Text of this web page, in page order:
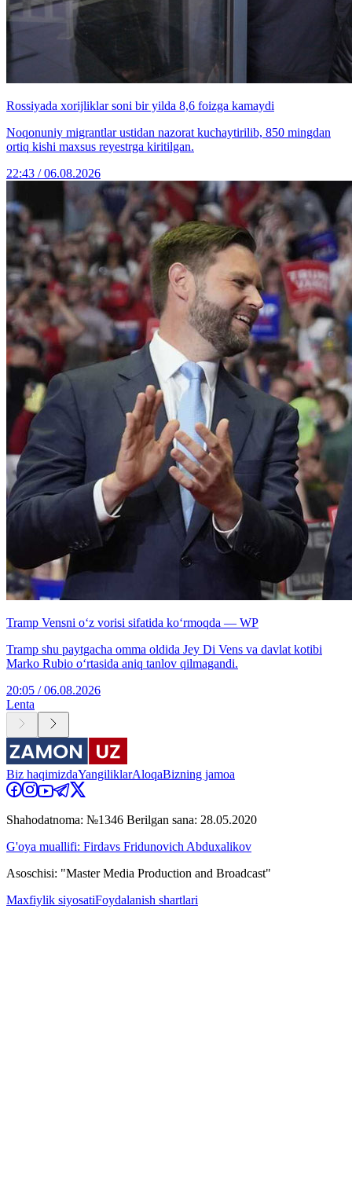
Rossiyada xorijliklar soni bir yilda 8,6 foizga kamaydi
Noqonuniy migrantlar ustidan nazorat kuchaytirilib, 850 mingdan
ortiq kishi maxsus reyestrga kiritilgan.
22:43 / 06.08.2026
Tramp Vensni o‘z vorisi sifatida ko‘rmoqda — WP
Tramp shu paytgacha omma oldida Jey Di Vens va davlat kotibi
Marko Rubio o‘rtasida aniq tanlov qilmagandi.
20:05 / 06.08.2026
Lenta
Biz haqimizdaYangiliklarAloqaBizning jamoa
Shahodatnoma: №1346 Berilgan sana: 28.05.2020
G'oya muallifi: Firdavs Fridunovich Abduxalikov
Asoschisi: "Master Media Production and Broadcast"
Maxfiylik siyosatiFoydalanish shartlari